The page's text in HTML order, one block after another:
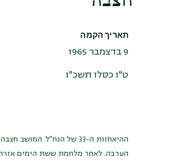
תאריך הקמה
9 בדצמבר 1965
ט"ו כסלו תשכ"ו
הערבה. לאחר מלחמת ששת הימים